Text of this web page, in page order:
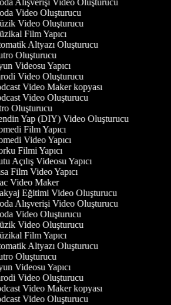
Alışverişi Video Oluşturucu
Video Oluşturucu
Video Oluşturucu
Film Yapıcı
Altyazı Oluşturucu
Oluşturucu
Videosu Yapıcı
Video Oluşturucu
Video Maker kopyası
Video Oluşturucu
Oluşturucu
Yap (DIY) Video Oluşturucu
Film Yapıcı
Video Yapıcı
Filmi Yapıcı
Açılış Videosu Yapıcı
Film Video Yapıcı
Video Maker
Eğitimi Video Oluşturucu
Alışverişi Video Oluşturucu
Video Oluşturucu
Video Oluşturucu
Film Yapıcı
Altyazı Oluşturucu
Oluşturucu
Videosu Yapıcı
Video Oluşturucu
Video Maker kopyası
Video Oluşturucu